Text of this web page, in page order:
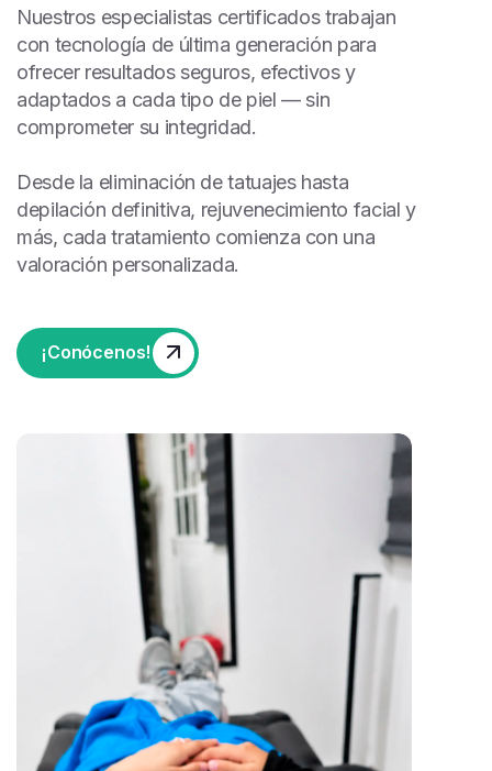
Nuestros especialistas certificados trabajan
con tecnología de última generación para
ofrecer resultados seguros, efectivos y
adaptados a cada tipo de piel — sin
comprometer su integridad.
Desde la eliminación de tatuajes hasta
depilación definitiva, rejuvenecimiento facial y
más, cada tratamiento comienza con una
valoración personalizada.
¡Conócenos!
¡Conócenos!